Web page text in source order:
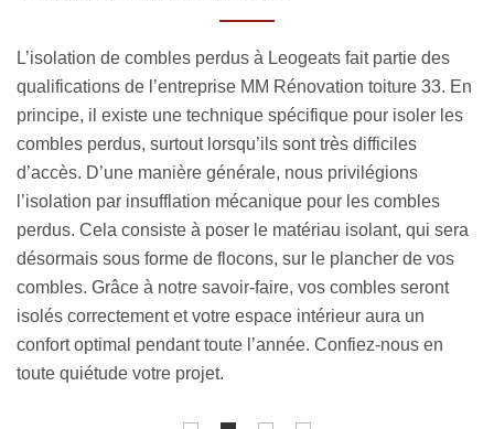
Vous avez un budget restreint pour isoler vos toits ? Ne
vous inquiétez pas, la société isolation combles toiture MM
Rénovation toiture 33 détient la solution idéale pour vous :
l’utilisation d’isolants minces. Mis à part le fait que ce type
d’isolant de toit soit économique, le résultat est également
indéniable : votre espace intérieur profitera d’un confort
thermique et acoustique considérable. En fonction du
degré d’isolation désiré, nous allons superposer les
isolants minces jusqu’à obtention de l’épaisseur adéquate.
Pour toute pose d’isolants minces à Leogeats, optez pour
les services de l’entreprise MM Rénovation toiture 33.